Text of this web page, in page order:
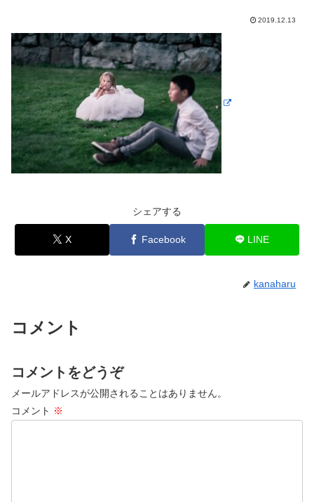
2019.12.13
シェアする
X Facebook LINE
kanaharu
コメント
コメントをどうぞ
メールアドレスが公開されることはありません。
コメント ※